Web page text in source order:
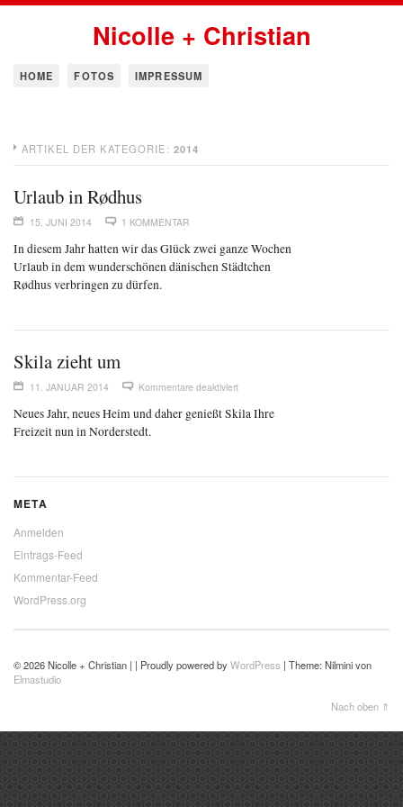
Nicolle + Christian
HOME FOTOS IMPRESSUM
ARTIKEL DER KATEGORIE: 2014
Urlaub in Rødhus
15. JUNI 2014 1 KOMMENTAR
In diesem Jahr hatten wir das Glück zwei ganze Wochen
Urlaub in dem wunderschönen dänischen Städtchen
Rødhus verbringen zu dürfen.
Skila zieht um
11. JANUAR 2014 Kommentare deaktiviert
Neues Jahr, neues Heim und daher genießt Skila Ihre
Freizeit nun in Norderstedt.
META
Anmelden
Eintrags-Feed
Kommentar-Feed
WordPress.org
© 2026 Nicolle + Christian | | Proudly powered byWordPress | Theme: Nilmini von
Elmastudio
Nach oben ⇑